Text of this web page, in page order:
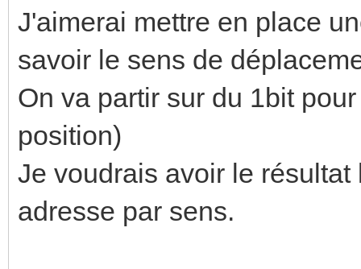
J'aimerai mettre en place
savoir le sens de
On va partir sur du 1bit
position)
Je voudrais avoir le
adresse par sens.